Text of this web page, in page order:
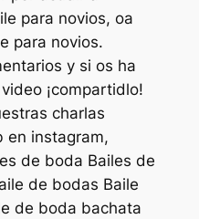
para novios, oa
para novios.
y si os ha
¡compartidlo!
charlas
en instagram,
de boda Bailes de
de bodas Baile
de boda bachata